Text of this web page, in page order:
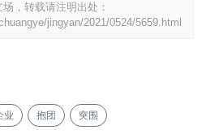
，转载请注明出处：
jingyan/2021/0524/5659.html
业 抱团 突围